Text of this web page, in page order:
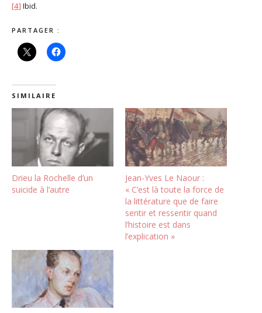
[4] Ibid.
PARTAGER :
SIMILAIRE
Drieu la Rochelle d’un
suicide à l’autre
Jean-Yves Le Naour :
« C’est là toute la force de
la littérature que de faire
sentir et ressentir quand
l’histoire est dans
l’explication »